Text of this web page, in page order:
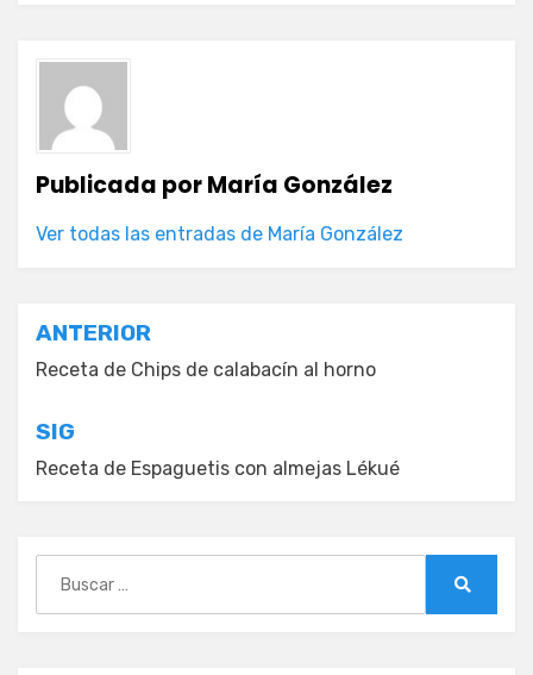
Publicada porMaría González
Ver todas las entradas de María González
Navegación
de
entradas
ANTERIOR
Receta de Chips de calabacín al horno
SIG
Receta de Espaguetis con almejas Lékué